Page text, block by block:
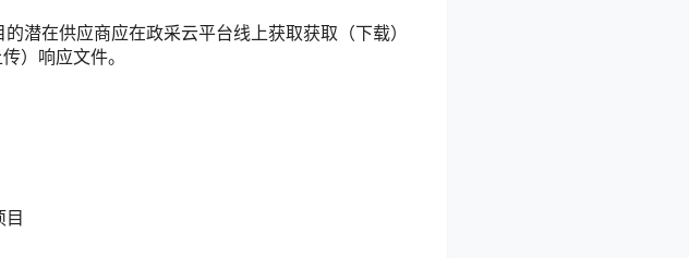
潜在供应商应在政采云平台线上获取获取（下载）
提交（上传）响应文件。
目